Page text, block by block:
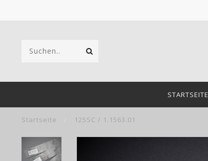
STARTSEITE
Startseite 125SC / 1.1563.01